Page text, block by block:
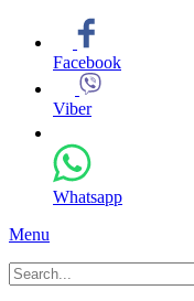
Facebook
Viber
Whatsapp
Menu
Search
for: